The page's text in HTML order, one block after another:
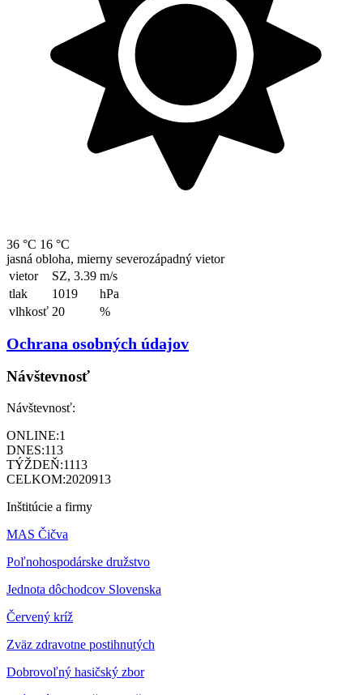
36 °C 16 °C
jasná obloha, mierny severozápadný vietor
vietor
SZ, 3.39 m/s
tlak
1019
hPa
vlhkosť 20 %
Ochrana osobných údajov
Návštevnosť
Návštevnosť:
ONLINE:1
DNES:113
TÝŽDEŇ:1113
CELKOM:2020913
Inštitúcie a firmy
MAS Čičva
Poľnohospodárske družstvo
Jednota dôchodcov Slovenska
Červený kríž
Zväz zdravotne postihnutých
Dobrovoľný hasičský zbor